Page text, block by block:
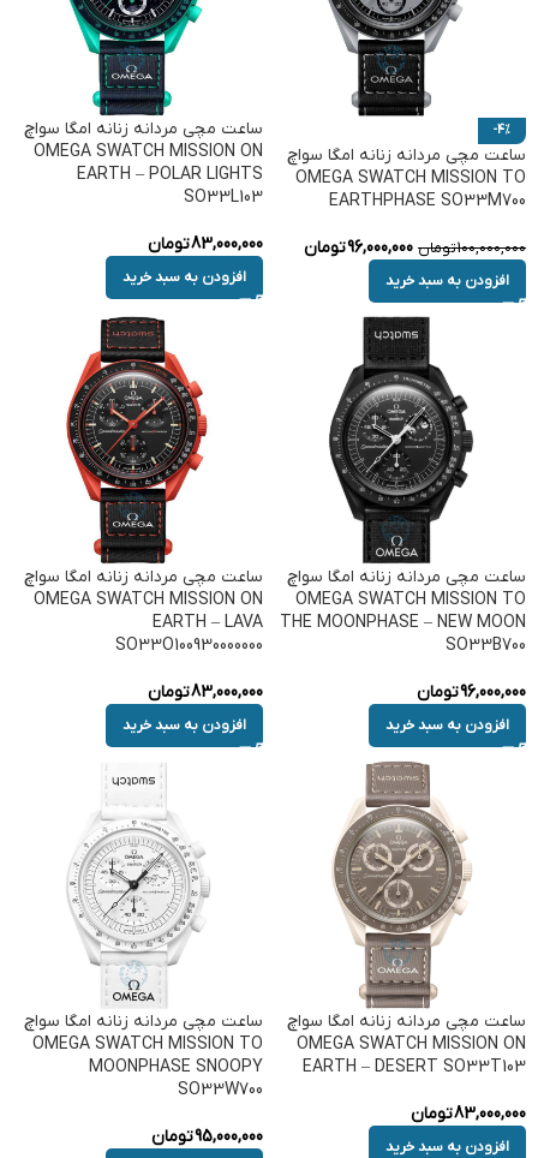
-4%
ساعت مچی مردانه زنانه امگا سواچ
OMEGA SWATCH MISSION TO
EARTHPHASE SO33M700
100,000,000تومان 96,000,000تومان
افزودن به سبد خرید
ساعت مچی مردانه زنانه امگا سواچ
OMEGA SWATCH MISSION ON
EARTH – POLAR LIGHTS
SO33L103
83,000,000تومان
افزودن به سبد خرید
ساعت مچی مردانه زنانه امگا سواچ
OMEGA SWATCH MISSION TO
THE MOONPHASE – NEW MOON
SO33B700
96,000,000تومان
افزودن به سبد خرید
ساعت مچی مردانه زنانه امگا سواچ
OMEGA SWATCH MISSION ON
EARTH – LAVA
SO33O100930000000
83,000,000تومان
افزودن به سبد خرید
ساعت مچی مردانه زنانه امگا سواچ
OMEGA SWATCH MISSION ON
EARTH – DESERT SO33T103
83,000,000تومان
افزودن به سبد خرید
ساعت مچی مردانه زنانه امگا سواچ
OMEGA SWATCH MISSION TO
MOONPHASE SNOOPY
SO33W700
95,000,000تومان